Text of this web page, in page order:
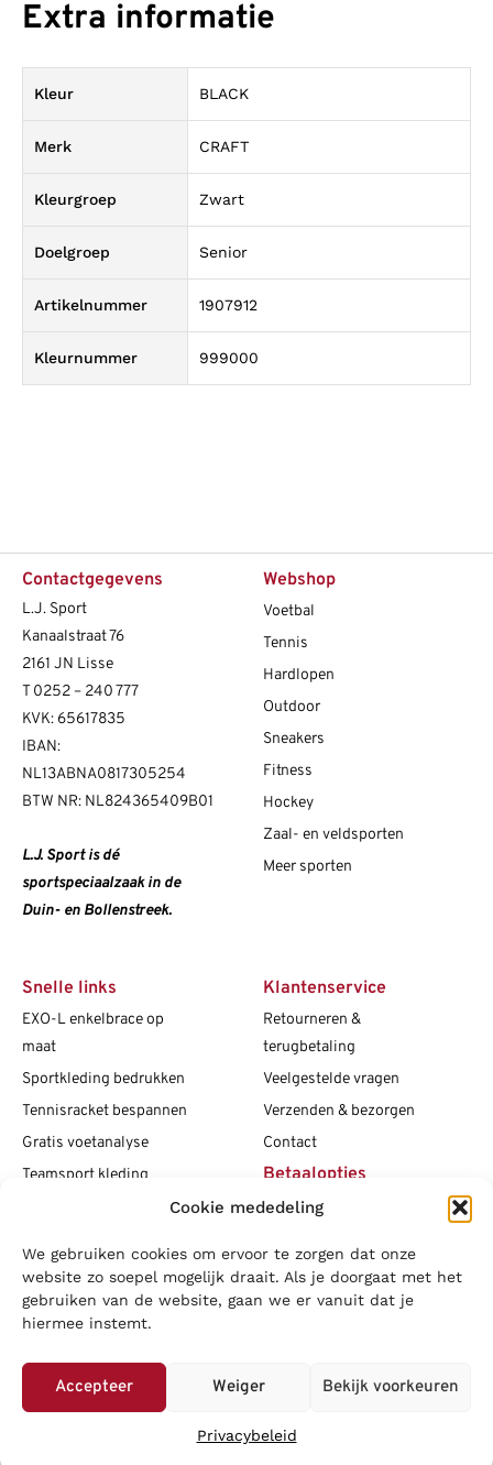
Cookie mededeling
We gebruiken cookies om ervoor te zorgen dat onze
website zo soepel mogelijk draait. Als je doorgaat met het
gebruiken van de website, gaan we er vanuit dat je
hiermee instemt.
Accepteer Weiger Bekijk voorkeuren
Privacybeleid
Extra informatie
Kleur BLACK
Merk CRAFT
Kleurgroep Zwart
Doelgroep Senior
Artikelnummer 1907912
Kleurnummer 999000
Contactgegevens
L.J. Sport
Kanaalstraat 76
2161 JN Lisse
T 0252 – 240 777
KVK: 65617835
IBAN:
NL13ABNA0817305254
BTW NR: NL824365409B01
L.J. Sport is dé
sportspeciaalzaak in de
Duin- en Bollenstreek.
Webshop
Voetbal
Tennis
Hardlopen
Outdoor
Sneakers
Fitness
Hockey
Zaal- en veldsporten
Meer sporten
Snelle links
EXO-L enkelbrace op
maat
Sportkleding bedrukken
Tennisracket bespannen
Gratis voetanalyse
Teamsport kleding
Vacatures
Blogs
Klantenservice
Retourneren &
terugbetaling
Veelgestelde vragen
Verzenden & bezorgen
Contact
Betaalopties
Social media
LOWA|Adidas| Mizuno
Superfeet